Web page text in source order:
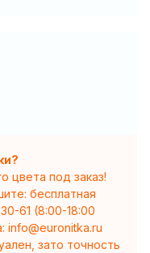
цвета под заказ!
бесплатная
61 (8:00-18:00
info@euronitka.ru
зато точность